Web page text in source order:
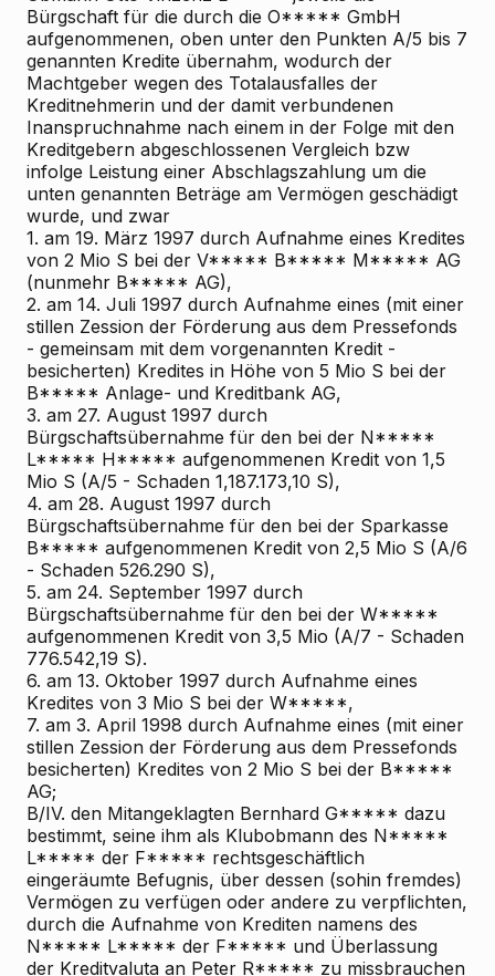
Bürgschaft für die durch die O***** GmbH
aufgenommenen, oben unter den Punkten A/5 bis 7
genannten Kredite übernahm, wodurch der
Machtgeber wegen des Totalausfalles der
Kreditnehmerin und der damit verbundenen
Inanspruchnahme nach einem in der Folge mit den
Kreditgebern abgeschlossenen Vergleich bzw
infolge Leistung einer Abschlagszahlung um die
unten genannten Beträge am Vermögen geschädigt
wurde, und zwar
1. am 19. März 1997 durch Aufnahme eines Kredites
von 2 Mio S bei der V***** B***** M***** AG
(nunmehr B***** AG),
2. am 14. Juli 1997 durch Aufnahme eines (mit einer
stillen Zession der Förderung aus dem Pressefonds
- gemeinsam mit dem vorgenannten Kredit -
besicherten) Kredites in Höhe von 5 Mio S bei der
B***** Anlage- und Kreditbank AG,
3. am 27. August 1997 durch
Bürgschaftsübernahme für den bei der N*****
L***** H***** aufgenommenen Kredit von 1,5
Mio S (A/5 - Schaden 1,187.173,10 S),
4. am 28. August 1997 durch
Bürgschaftsübernahme für den bei der Sparkasse
B***** aufgenommenen Kredit von 2,5 Mio S (A/6
- Schaden 526.290 S),
5. am 24. September 1997 durch
Bürgschaftsübernahme für den bei der W*****
aufgenommenen Kredit von 3,5 Mio (A/7 - Schaden
776.542,19 S).
6. am 13. Oktober 1997 durch Aufnahme eines
Kredites von 3 Mio S bei der W*****,
7. am 3. April 1998 durch Aufnahme eines (mit einer
stillen Zession der Förderung aus dem Pressefonds
besicherten) Kredites von 2 Mio S bei der B*****
AG;
B/IV. den Mitangeklagten Bernhard G***** dazu
bestimmt, seine ihm als Klubobmann des N*****
L***** der F***** rechtsgeschäftlich
eingeräumte Befugnis, über dessen (sohin fremdes)
Vermögen zu verfügen oder andere zu verpflichten,
durch die Aufnahme von Krediten namens des
N***** L***** der F***** und Überlassung
der Kreditvaluta an Peter R***** zu missbrauchen